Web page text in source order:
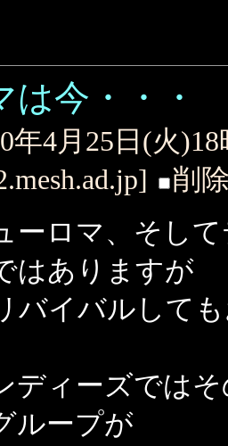
今・・・
年4月25日(火
削
ーロマ、そし
はありますが
バイバルして
ディーズでは
ループが